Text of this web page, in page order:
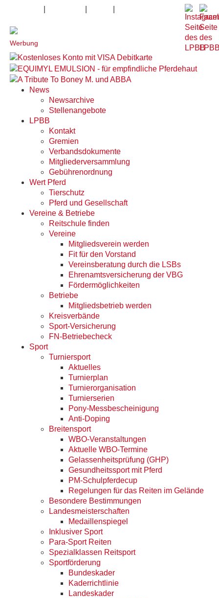
Werbung
News
Newsarchive
Stellenangebote
LPBB
Kontakt
Gremien
Verbandsdokumente
Mitgliederversammlung
Gebührenordnung
Wert Pferd
Tierschutz
Pferd und Gesellschaft
Vereine & Betriebe
Reitschule finden
Vereine
Mitgliedsverein werden
Fit für den Vorstand
Vereinsberatung durch die LSBs
Ehrenamtsversicherung der VBG
Fördermöglichkeiten
Betriebe
Mitgliedsbetrieb werden
Kreisverbände
Sport-Versicherung
FN-Betriebecheck
Sport
Turniersport
Aktuelles
Turnierplan
Turnierorganisation
Turnierserien
Pony-Messbescheinigung
Anti-Doping
Breitensport
WBO-Veranstaltungen
Aktuelle WBO-Termine
Gelassenheitsprüfung (GHP)
Gesundheitssport mit Pferd
PM-Schulpferdecup
Regelungen für das Reiten im Gelände
Besondere Bestimmungen
Landesmeisterschaften
Medaillenspiegel
Inklusiver Sport
Para-Sport Reiten
Spezialklassen Reitsport
Sportförderung
Bundeskader
Kaderrichtlinie
Landeskader